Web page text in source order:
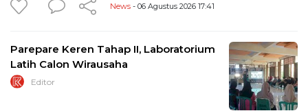
News - 06 Agustus 2026 17:41
Parepare Keren Tahap II, Laboratorium
Latih Calon Wirausaha
Editor